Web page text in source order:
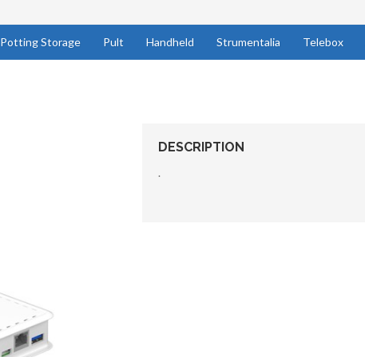
Potting Storage Pult Handheld Strumentalia Telebox
DESCRIPTION
.